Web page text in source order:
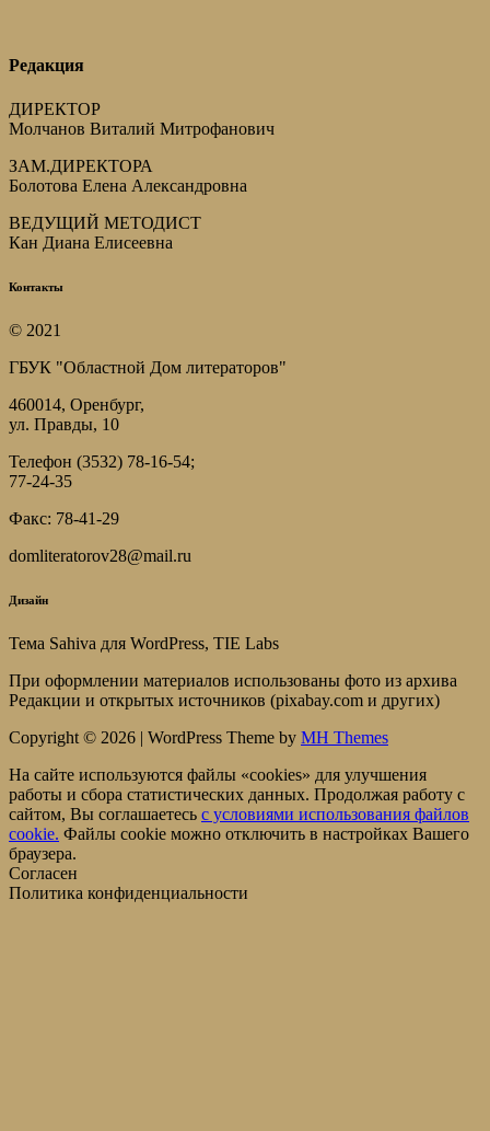
Редакция
ДИРЕКТОР
Молчанов Виталий Митрофанович
ЗАМ.ДИРЕКТОРА
Болотова Елена Александровна
ВЕДУЩИЙ МЕТОДИСТ
Кан Диана Елисеевна
Контакты
© 2021
ГБУК "Областной Дом литераторов"
460014, Оренбург,
ул. Правды, 10
Телефон (3532) 78-16-54;
77-24-35
Факс: 78-41-29
domliteratorov28@mail.ru
Дизайн
Тема Sahiva для WordPress, TIE Labs
При оформлении материалов использованы фото из архива
Редакции и открытых источников (pixabay.com и других)
Copyright © 2026 | WordPress Theme by MH Themes
На сайте используются файлы «cookies» для улучшения
работы и сбора статистических данных. Продолжая работу с
сайтом, Вы соглашаетесь c условиями использования файлов
cookie. Файлы cookie можно отключить в настройках Вашего
браузера.
Согласен
Политика конфиденциальности